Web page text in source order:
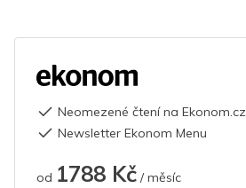
Neomezené čtení na Ekonom.cz
Newsletter Ekonom Menu
od 1788 Kč / měsíc